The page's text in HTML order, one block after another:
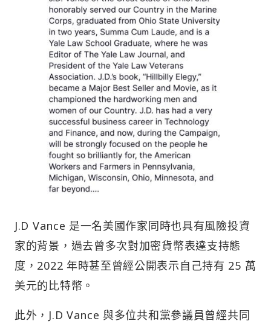
J.D Vance 是一名美國作家同時也具有風險投資
家的背景，過去曾多次對加密貨幣表達支持態
度，2022 年時甚至曾經公開表示自己持有 25 萬
美元的比特幣。
此外，J.D Vance 與多位共和黨參議員曾經共同